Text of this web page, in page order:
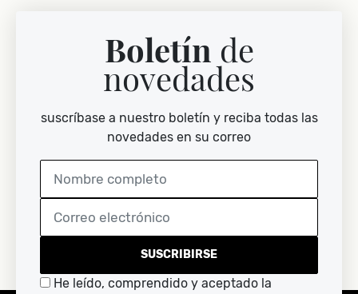
Boletín de
novedades
suscríbase a nuestro boletín y reciba todas las
novedades en su correo
SUSCRIBIRSE
He leído, comprendido y aceptado la